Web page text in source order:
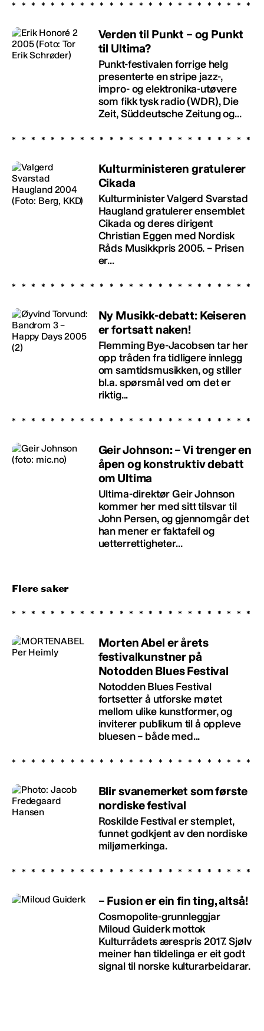
Verden til Punkt – og Punkt
til Ultima?
Punkt-festivalen forrige helg
presenterte en stripe jazz-,
impro- og elektronika-utøvere
som fikk tysk radio (WDR), Die
Zeit, Süddeutsche Zeitung og...
Kulturministeren gratulerer
Cikada
Kulturminister Valgerd Svarstad
Haugland gratulerer ensemblet
Cikada og deres dirigent
Christian Eggen med Nordisk
Råds Musikkpris 2005. – Prisen
er...
Ny Musikk-debatt: Keiseren
er fortsatt naken!
Flemming Bye-Jacobsen tar her
opp tråden fra tidligere innlegg
om samtidsmusikken, og stiller
bl.a. spørsmål ved om det er
riktig...
Geir Johnson: – Vi trenger en
åpen og konstruktiv debatt
om Ultima
Ultima-direktør Geir Johnson
kommer her med sitt tilsvar til
John Persen, og gjennomgår det
han mener er faktafeil og
uetterrettigheter...
Flere saker
Morten Abel er årets
festivalkunstner på
Notodden Blues Festival
Notodden Blues Festival
fortsetter å utforske møtet
mellom ulike kunstformer, og
inviterer publikum til å oppleve
bluesen – både med...
Blir svanemerket som første
nordiske festival
Roskilde Festival er stemplet,
funnet godkjent av den nordiske
miljømerkinga.
– Fusion er ein fin ting, altså!
Cosmopolite-grunnleggjar
Miloud Guiderk mottok
Kulturrådets ærespris 2017. Sjølv
meiner han tildelinga er eit godt
signal til norske kulturarbeidarar.